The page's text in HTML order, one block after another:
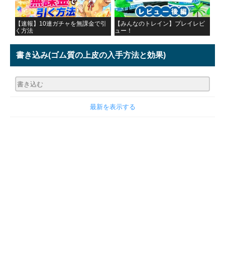
【速報】10連ガチャを無課金で引
く方法
【みんなのトレイン】プレイレビ
ュー！
書き込み(ゴム質の上皮の入手方法と効果)
最新を表示する